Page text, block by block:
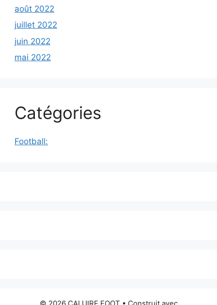
août 2022
juillet 2022
juin 2022
mai 2022
Catégories
Football: